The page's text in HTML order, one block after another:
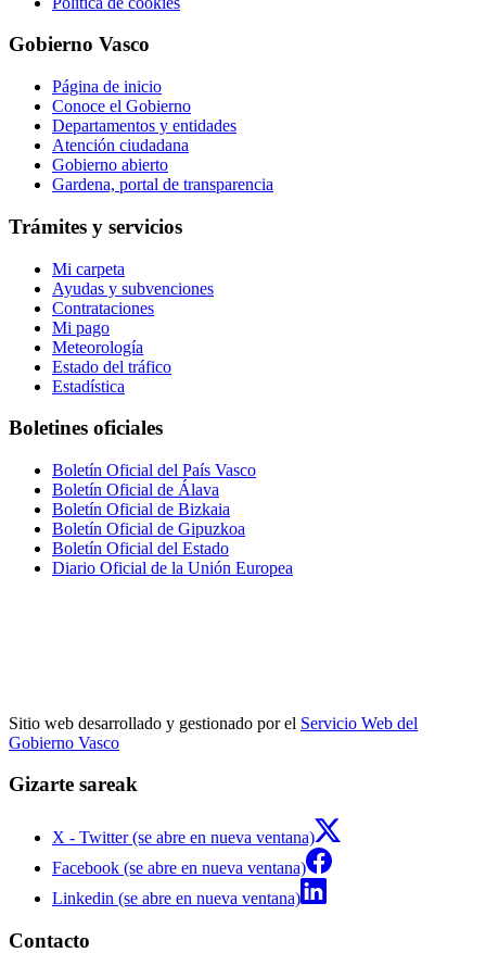
Gobierno Vasco
Página de inicio
Conoce el Gobierno
Departamentos y entidades
Atención ciudadana
Gobierno abierto
Gardena, portal de transparencia
Trámites y servicios
Mi carpeta
Ayudas y subvenciones
Contrataciones
Mi pago
Meteorología
Estado del tráfico
Estadística
Boletines oficiales
Boletín Oficial del País Vasco
Boletín Oficial de Álava
Boletín Oficial de Bizkaia
Boletín Oficial de Gipuzkoa
Boletín Oficial del Estado
Diario Oficial de la Unión Europea
Sitio web desarrollado y gestionado por el Servicio Web del
Gobierno Vasco
Gizarte sareak
X - Twitter (se abre en nueva ventana)
Facebook (se abre en nueva ventana)
Linkedin (se abre en nueva ventana)
Contacto